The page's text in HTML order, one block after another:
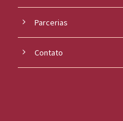
Parcerias
Contato